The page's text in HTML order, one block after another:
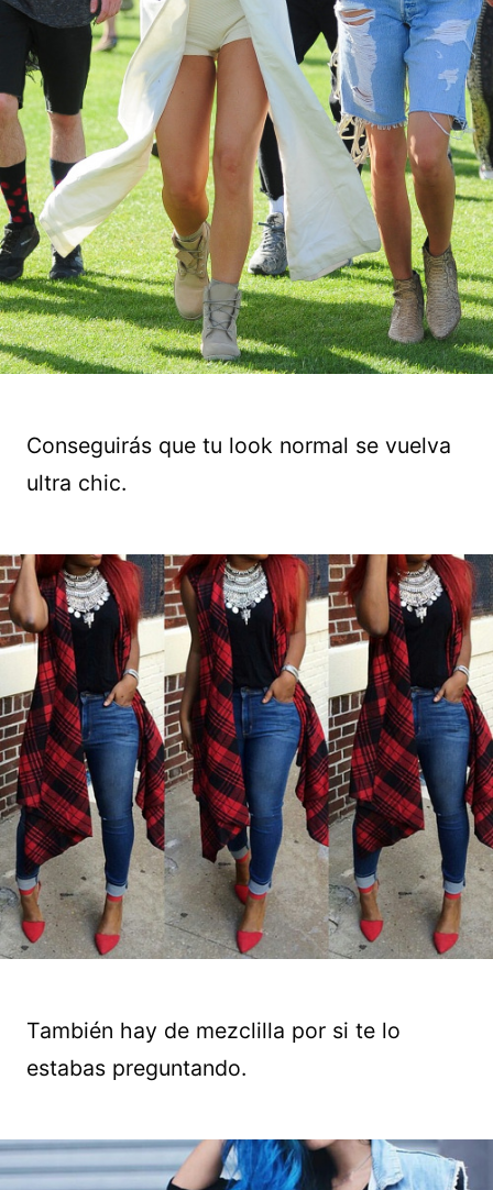
Conseguirás que tu look normal se vuelva
ultra chic.
También hay de mezclilla por si te lo
estabas preguntando.